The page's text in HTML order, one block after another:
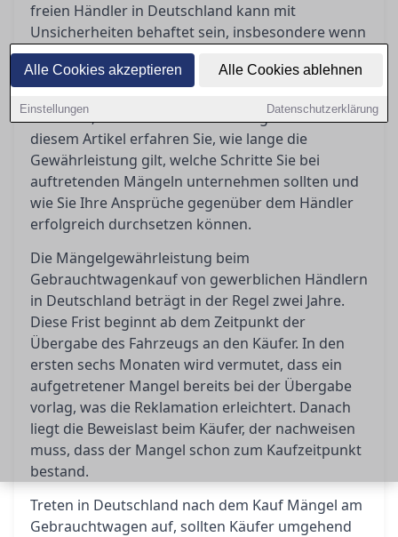
Alle Cookies akzeptieren Alle Cookies ablehnen
Einstellungen Datenschutzerklärung
freien Händler in Deutschland kann mit
Unsicherheiten behaftet sein, insbesondere wenn
nach dem Kauf Mängel auftreten. Gewerbliche
Verkäufer sind jedoch gesetzlich zur
bedeutet, dass bestimmte Rechte greifen. In
diesem Artikel erfahren Sie, wie lange die
Gewährleistung gilt, welche Schritte Sie bei
auftretenden Mängeln unternehmen sollten und
wie Sie Ihre Ansprüche gegenüber dem Händler
erfolgreich durchsetzen können.
Die Mängelgewährleistung beim
Gebrauchtwagenkauf von gewerblichen Händlern
in Deutschland beträgt in der Regel zwei Jahre.
Diese Frist beginnt ab dem Zeitpunkt der
Übergabe des Fahrzeugs an den Käufer. In den
ersten sechs Monaten wird vermutet, dass ein
aufgetretener Mangel bereits bei der Übergabe
vorlag, was die Reklamation erleichtert. Danach
liegt die Beweislast beim Käufer, der nachweisen
muss, dass der Mangel schon zum Kaufzeitpunkt
bestand.
Treten in Deutschland nach dem Kauf Mängel am
Gebrauchtwagen auf, sollten Käufer umgehend